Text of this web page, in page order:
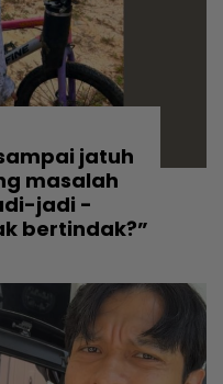
jatuh
masalah
jadi -
bertindak?”